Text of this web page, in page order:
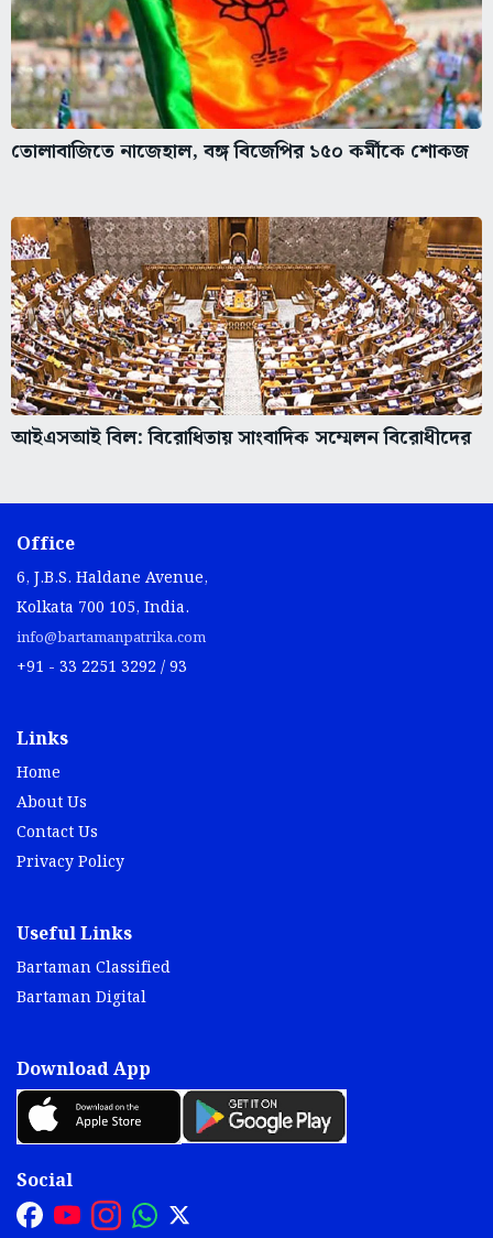
তোলাবাজিতে নাজেহাল, বঙ্গ বিজেপির ১৫০ কর্মীকে শোকজ
আইএসআই বিল: বিরোধিতায় সাংবাদিক সম্মেলন বিরোধীদের
Office
6, J.B.S. Haldane Avenue,
Kolkata 700 105, India.
info@bartamanpatrika.com
+91 - 33 2251 3292 / 93
Links
Home
About Us
Contact Us
Privacy Policy
Useful Links
Bartaman Classified
Bartaman Digital
Download App
Social